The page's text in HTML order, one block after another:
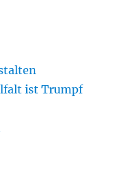
ist Trumpf